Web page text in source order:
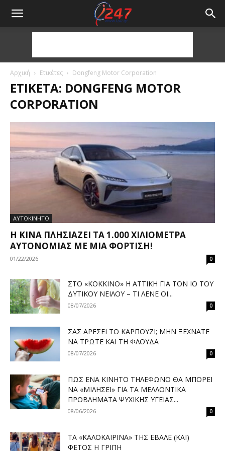
Αρχική Ετικέτες Dongfeng Motor Corporation
ΕΤΙΚΈΤΑ: DONGFENG MOTOR
CORPORATION
ΑΥΤΟΚΙΝΗΤΟ
Η ΚΊΝΑ ΠΛΗΣΙΆΖΕΙ ΤΑ 1.000 ΧΙΛΙΌΜΕΤΡΑ
ΑΥΤΟΝΟΜΊΑΣ ΜΕ ΜΊΑ ΦΌΡΤΙΣΗ!
01/22/2026 0
ΣΤΟ «ΚΌΚΚΙΝΟ» Η ΑΤΤΙΚΉ ΓΙΑ ΤΟΝ ΙΌ ΤΟΥ
ΔΥΤΙΚΟΎ ΝΕΊΛΟΥ – ΤΙ ΛΈΝΕ ΟΙ...
08/07/2026 0
ΣΑΣ ΑΡΈΣΕΙ ΤΟ ΚΑΡΠΟΎΖΙ; ΜΗΝ ΞΕΧΝΆΤΕ
ΝΑ ΤΡΏΤΕ ΚΑΙ ΤΗ ΦΛΟΎΔΑ
08/07/2026 0
ΠΏΣ ΈΝΑ ΚΙΝΗΤΌ ΤΗΛΈΦΩΝΟ ΘΑ ΜΠΟΡΕΊ
ΝΑ «ΜΙΛΉΣΕΙ» ΓΙΑ ΤΑ ΜΕΛΛΟΝΤΙΚΆ
ΠΡΟΒΛΉΜΑΤΑ ΨΥΧΙΚΉΣ ΥΓΕΊΑΣ...
08/06/2026 0
ΤΑ «ΚΑΛΟΚΑΙΡΙΝΆ» ΤΗΣ ΈΒΑΛΕ (ΚΑΙ)
ΦΈΤΟΣ Η ΓΡΊΠΗ